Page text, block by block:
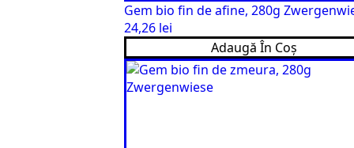
Gem bio fin de afine, 280g
24,26 lei
Adaugă În Coș